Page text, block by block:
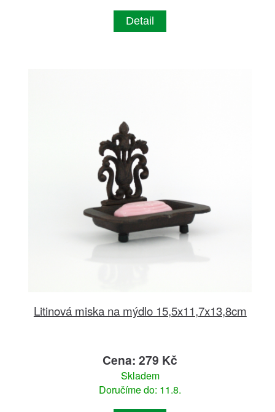
Detail
Litinová miska na mýdlo 15,5x11,7x13,8cm
Cena: 279 Kč
Skladem
Doručíme do: 11.8.